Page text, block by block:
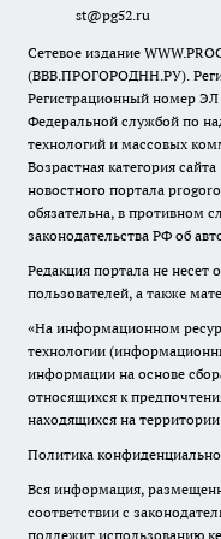
st@pg52.ru
Сетевое издание
(ВВВ.ПРОГОРОДНН.РУ).
Регистрационный номер ЭЛ
Федеральной службой по
технологий и массовых
Возрастная категория
новостного портала
обязательна, в противном
законодательства РФ об
Редакция портала не несет
пользователей, а также
«На информационном
технологии
информации на основе
относящихся к
находящихся на
Политика
Вся информация,
соответствии с
подлежит использованию